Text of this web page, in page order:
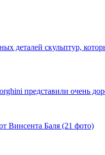
деталей скульптур,
представили очень
Винсента Баля (21 фото)